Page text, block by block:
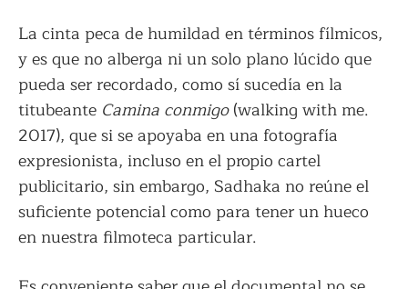
La cinta peca de humildad en términos fílmicos,
y es que no alberga ni un solo plano lúcido que
pueda ser recordado, como sí sucedía en la
titubeante Camina conmigo(walking with me.
2017), que si se apoyaba en una fotografía
expresionista, incluso en el propio cartel
publicitario, sin embargo, Sadhaka no reúne el
suficiente potencial como para tener un hueco
en nuestra filmoteca particular.